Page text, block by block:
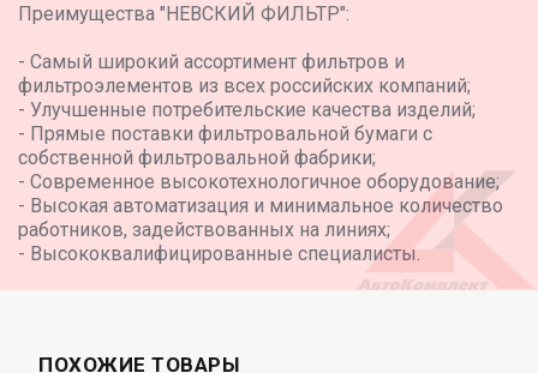
Преимущества "НЕВСКИЙ ФИЛЬТР":
- Самый широкий ассортимент фильтров и
фильтроэлементов из всех российских компаний;
- Улучшенные потребительские качества изделий;
- Прямые поставки фильтровальной бумаги с
собственной фильтровальной фабрики;
- Современное высокотехнологичное оборудование;
- Высокая автоматизация и минимальное количество
работников, задействованных на линиях;
- Высококвалифицированные специалисты.
ПОХОЖИЕ ТОВАРЫ